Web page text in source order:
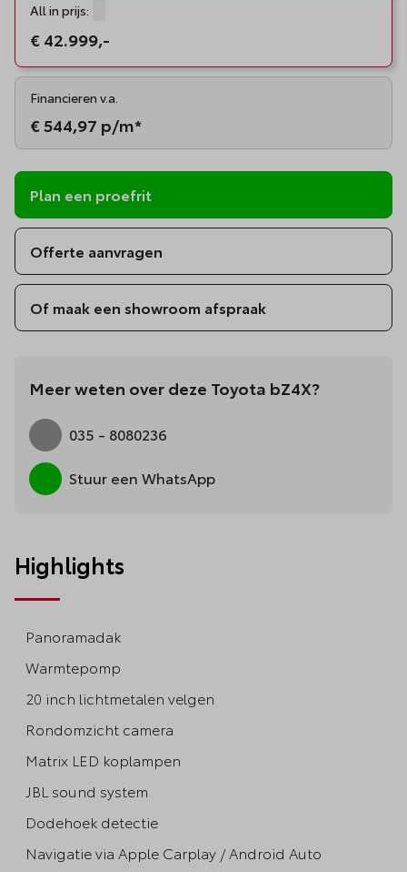
All in prijs:
€ 42.999,-
Financieren v.a.
€ 544,97 p/m*
Plan een proefrit
Offerte aanvragen
Of maak een showroom afspraak
Meer weten over deze Toyota bZ4X?
035 - 8080236
Stuur een WhatsApp
Highlights
Panoramadak
Warmtepomp
20 inch lichtmetalen velgen
Rondomzicht camera
Matrix LED koplampen
JBL sound system
Dodehoek detectie
Navigatie via Apple Carplay / Android Auto